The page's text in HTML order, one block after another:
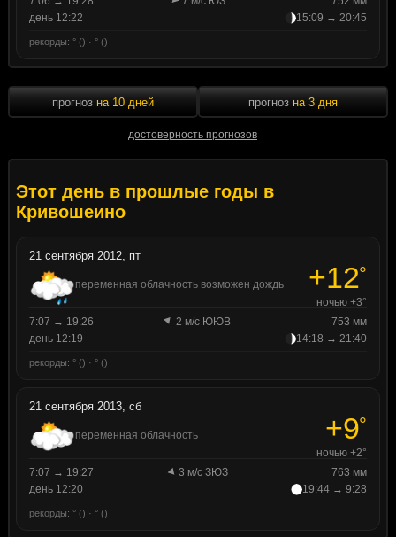
день 12:22
15:09 → 20:45
рекорды: ° () · ° ()
прогноз на 10 дней
достоверность прогнозов
прогноз на 3 дня
Этот день в прошлые годы в
Кривошеино
21 сентября 2012, пт
переменная облачность возможен дождь +12°
ночью +3°
7:07 → 19:26
2 м/с ЮЮВ
753 мм
день 12:19
14:18 → 21:40
рекорды: ° () · ° ()
21 сентября 2013, сб
переменная облачность +9°
ночью +2°
7:07 → 19:27
3 м/с ЗЮЗ
763 мм
день 12:20
19:44 → 9:28
рекорды: ° () · ° ()